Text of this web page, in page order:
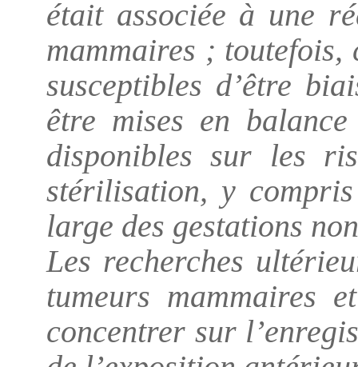
était associée à une
mammaires ; toutefois,
susceptibles d’être
être mises en
disponibles sur les
stérilisation, y
large des gestations
Les recherches
tumeurs mammaires
concentrer sur